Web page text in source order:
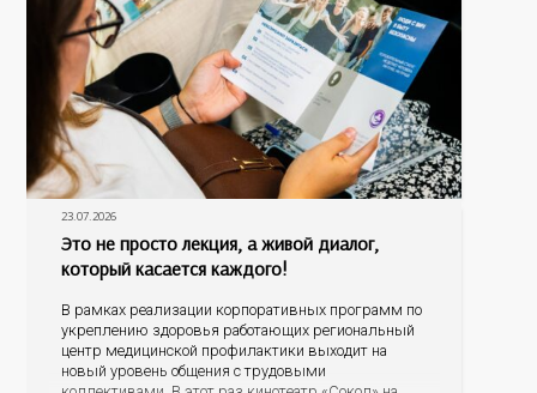
23.07.2026
Это не просто лекция, а живой диалог,
который касается каждого!
В рамках реализации корпоративных программ по
укреплению здоровья работающих региональный
центр медицинской профилактики выходит на
новый уровень общения с трудовыми